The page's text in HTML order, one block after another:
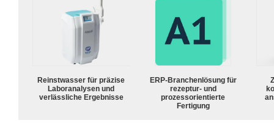
Reinstwasser für präzise
Laboranalysen und
verlässliche Ergebnisse
ERP-Branchenlösung für
rezeptur- und
prozessorientierte
Fertigung